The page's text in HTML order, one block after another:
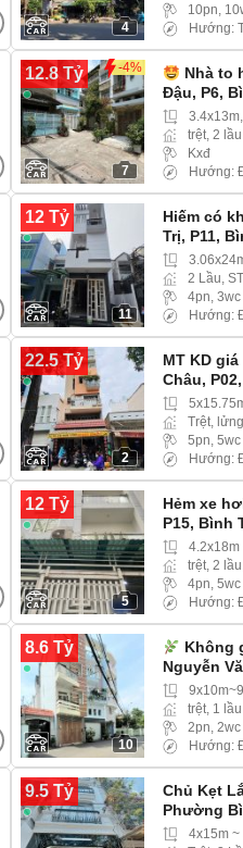
4
10pn,
Hướng:
12.8 Tỷ -4%
7
Nhà to
Đậu, P6,
trệt, 2 lầu
Kxđ
Hướng:
12 Tỷ
11
Hiếm có
Trị, P11,
2 Lầu, ST
4pn, 3wc
Hướng:
22.5 Tỷ
2
MT KD
Châu,
Trệt,
5pn, 5wc
Hướng:
12 Tỷ
5
Hẻm xe
P15, Bình
4.2x18m
trệt, 2
4pn, 5wc
Hướng:
8.6 Tỷ
10
Không
Nguyễn
trệt, 1 lầu
2pn, 2wc
Hướng:
9.5 Tỷ
Chủ Kẹt
Phường
4x15m ~